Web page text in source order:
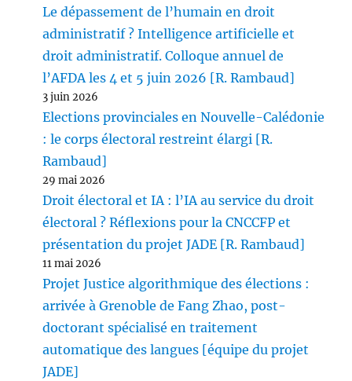
Le dépassement de l’humain en droit
administratif ? Intelligence artificielle et
droit administratif. Colloque annuel de
l’AFDA les 4 et 5 juin 2026 [R. Rambaud]
3 juin 2026
Elections provinciales en Nouvelle-Calédonie
: le corps électoral restreint élargi [R.
Rambaud]
29 mai 2026
Droit électoral et IA : l’IA au service du droit
électoral ? Réflexions pour la CNCCFP et
présentation du projet JADE [R. Rambaud]
11 mai 2026
Projet Justice algorithmique des élections :
arrivée à Grenoble de Fang Zhao, post-
doctorant spécialisé en traitement
automatique des langues [équipe du projet
JADE]